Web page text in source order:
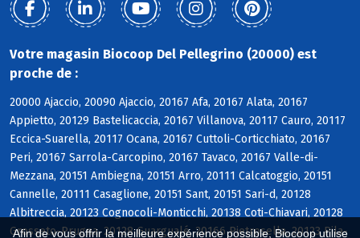
Afin de vous offrir la meilleure expérience possible, Biocoop utilise
Votre magasin Biocoop Del Pellegrino (20000) est
proche de :
20000 Ajaccio, 20090 Ajaccio, 20167 Afa, 20167 Alata, 20167
Appietto, 20129 Bastelicaccia, 20167 Villanova, 20117 Cauro, 20117
Eccica-Suarella, 20117 Ocana, 20167 Cuttoli-Corticchiato, 20167
Peri, 20167 Sarrola-Carcopino, 20167 Tavaco, 20167 Valle-di-
Mezzana, 20151 Ambiegna, 20151 Arro, 20111 Calcatoggio, 20151
Cannelle, 20111 Casaglione, 20151 Sant, 20151 Sari-d, 20128
Albitreccia, 20123 Cognocoli-Monticchi, 20138 Coti-Chiavari, 20128
Grosseto-Prugna, 20128 Guargualé, 20166 Pietrosella, 20123 Pila-